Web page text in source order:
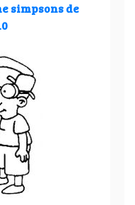
simpsons de